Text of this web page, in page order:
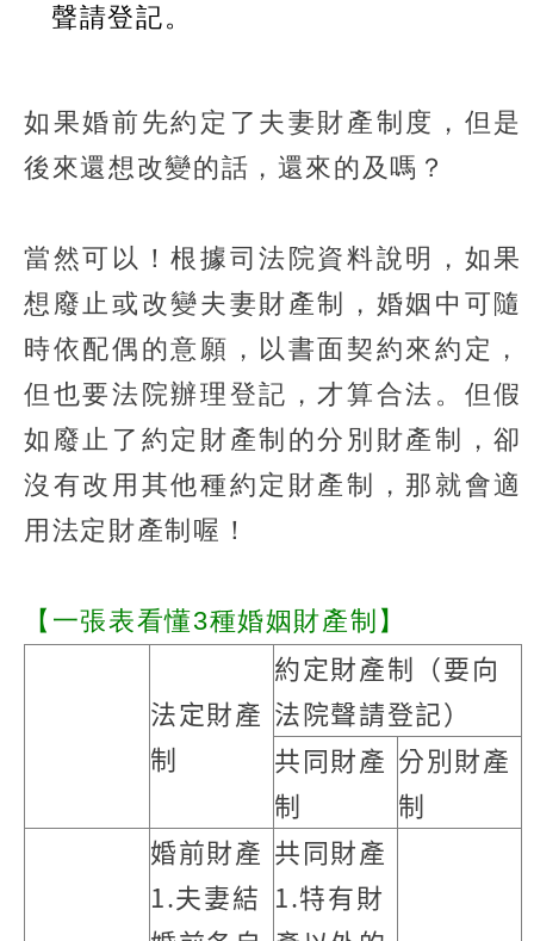
聲請登記。
如果婚前先約定了夫妻財產制度，但是
後來還想改變的話，還來的及嗎？
當然可以！根據司法院資料說明，如果
想廢止或改變夫妻財產制，婚姻中可隨
時依配偶的意願，以書面契約來約定，
但也要法院辦理登記，才算合法。但假
如廢止了約定財產制的分別財產制，卻
沒有改用其他種約定財產制，那就會適
用法定財產制喔！
【一張表看懂3種婚姻財產制】
法定財產
制
約定財產制（要向
法院聲請登記）
共同財產
制
分別財產
制
婚前財產
1.夫妻結
共同財產
1.特有財